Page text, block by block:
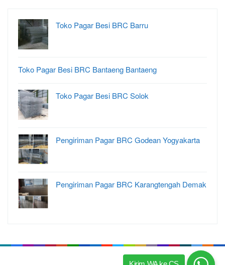
Toko Pagar Besi BRC Barru
Toko Pagar Besi BRC Bantaeng Bantaeng
Toko Pagar Besi BRC Solok
Pengiriman Pagar BRC Godean Yogyakarta
Pengiriman Pagar BRC Karangtengah Demak